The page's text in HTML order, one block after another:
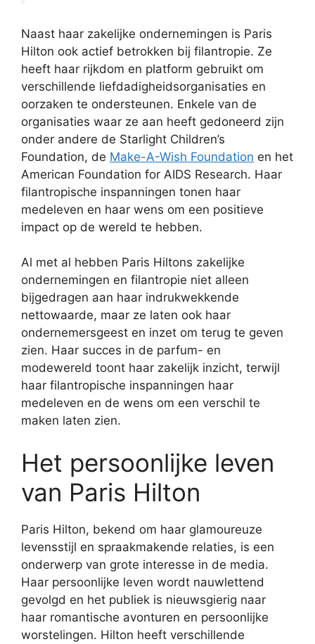
Naast haar zakelijke ondernemingen is Paris
Hilton ook actief betrokken bij filantropie. Ze
heeft haar rijkdom en platform gebruikt om
verschillende liefdadigheidsorganisaties en
oorzaken te ondersteunen. Enkele van de
organisaties waar ze aan heeft gedoneerd zijn
onder andere de Starlight Children’s
Foundation, de Make-A-Wish Foundation en het
American Foundation for AIDS Research. Haar
filantropische inspanningen tonen haar
medeleven en haar wens om een positieve
impact op de wereld te hebben.
Al met al hebben Paris Hiltons zakelijke
ondernemingen en filantropie niet alleen
bijgedragen aan haar indrukwekkende
nettowaarde, maar ze laten ook haar
ondernemersgeest en inzet om terug te geven
zien. Haar succes in de parfum- en
modewereld toont haar zakelijk inzicht, terwijl
haar filantropische inspanningen haar
medeleven en de wens om een verschil te
maken laten zien.
Het persoonlijke leven
van Paris Hilton
Paris Hilton, bekend om haar glamoureuze
levensstijl en spraakmakende relaties, is een
onderwerp van grote interesse in de media.
Haar persoonlijke leven wordt nauwlettend
gevolgd en het publiek is nieuwsgierig naar
haar romantische avonturen en persoonlijke
worstelingen. Hilton heeft verschillende